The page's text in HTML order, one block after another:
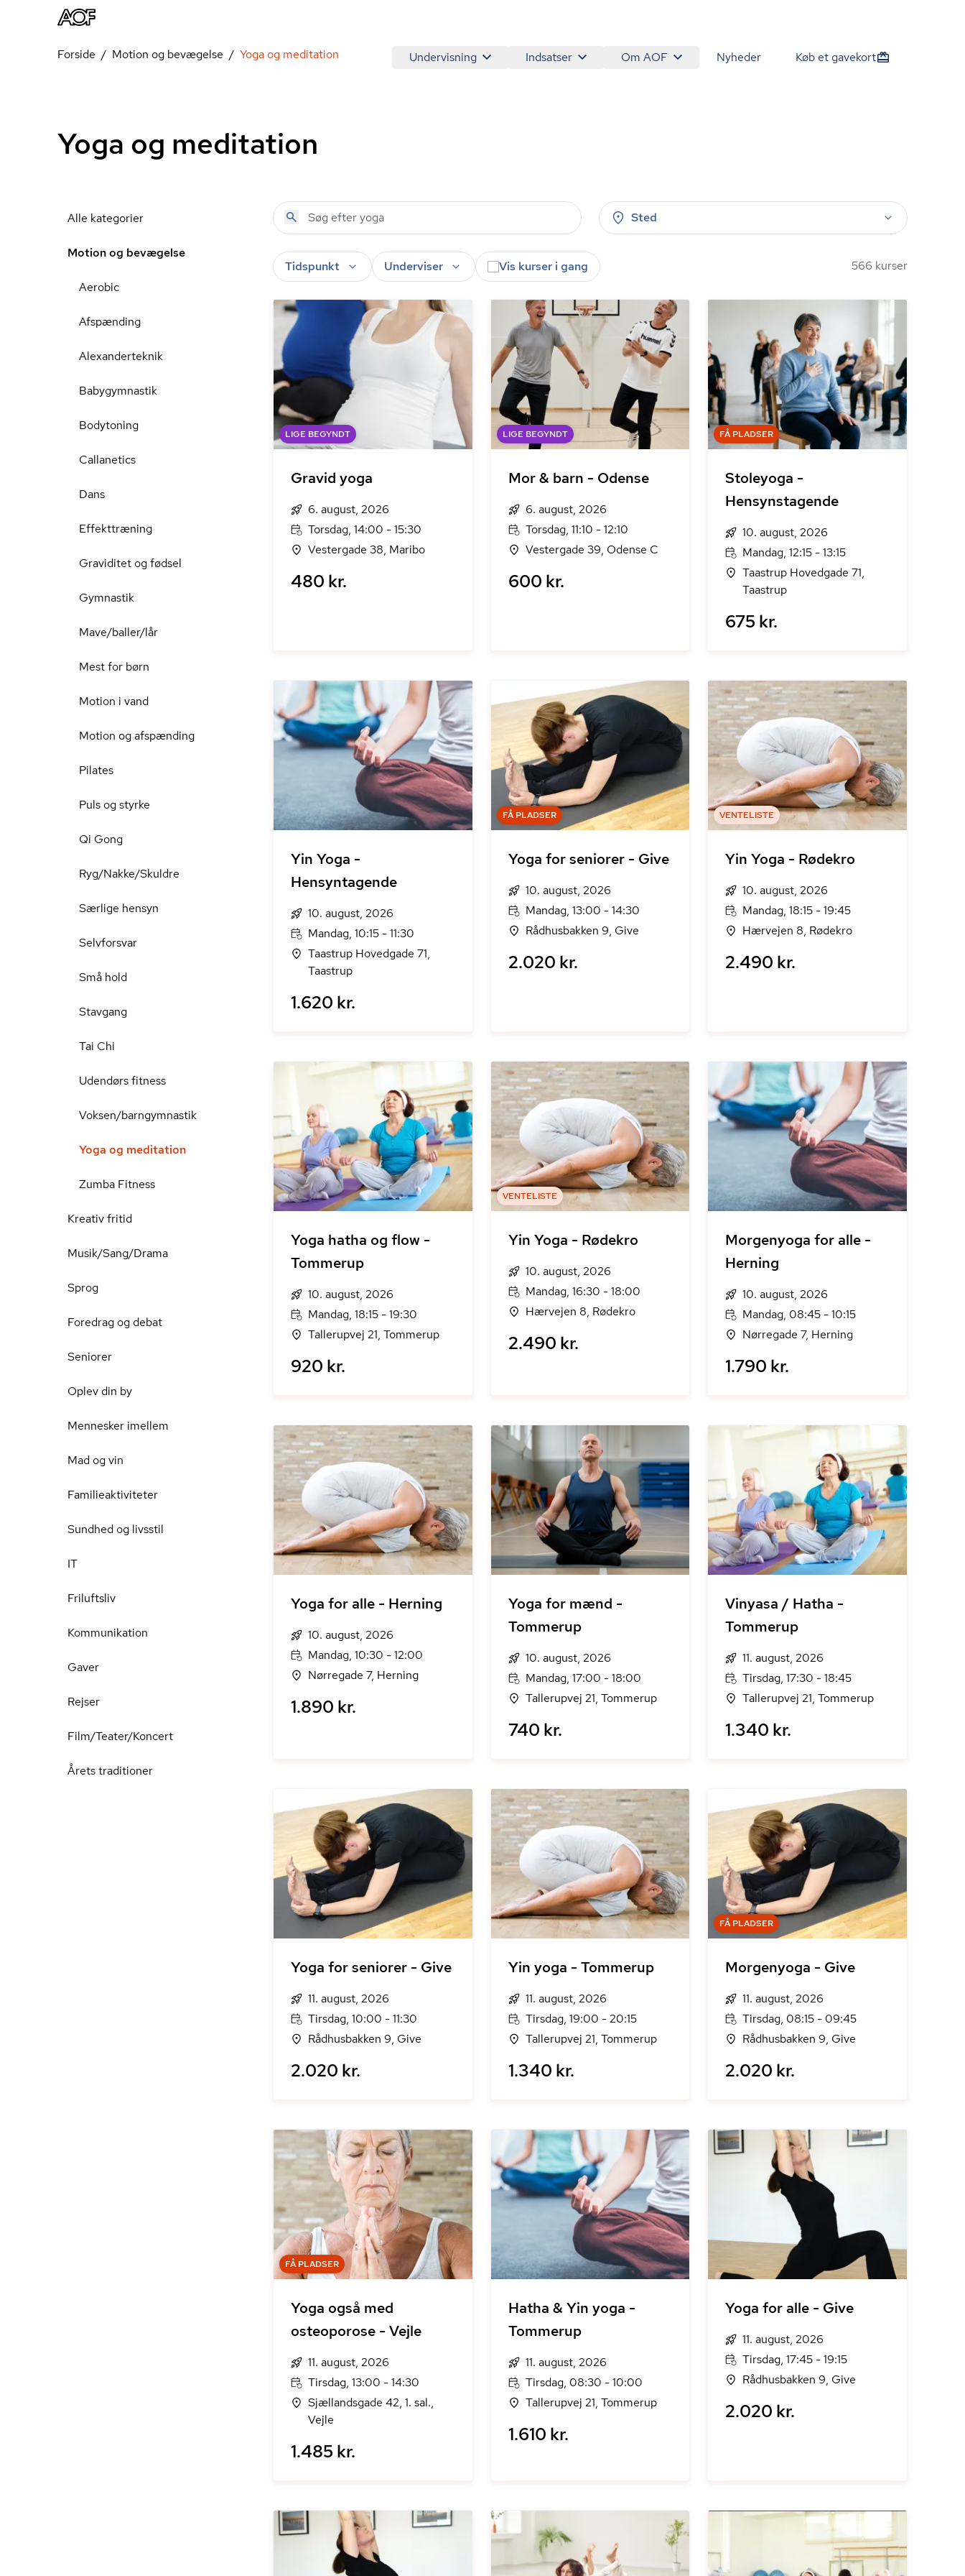
Undervisning Indsatser Om AOF Nyheder Køb et gavekort
Forside Motion og bevægelse Yoga og meditation
Yoga og meditation
Alle kategorier
Motion og bevægelse
Aerobic
Afspænding
Alexanderteknik
Babygymnastik
Bodytoning
Callanetics
Dans
Effekttræning
Graviditet og fødsel
Gymnastik
Mave/baller/lår
Mest for børn
Motion i vand
Motion og afspænding
Pilates
Puls og styrke
Qi Gong
Ryg/Nakke/Skuldre
Særlige hensyn
Selvforsvar
Små hold
Stavgang
Tai Chi
Udendørs fitness
Voksen/barngymnastik
Yoga og meditation
Zumba Fitness
Kreativ fritid
Musik/Sang/Drama
Sprog
Foredrag og debat
Seniorer
Oplev din by
Mennesker imellem
Mad og vin
Familieaktiviteter
Sundhed og livsstil
IT
Friluftsliv
Kommunikation
Gaver
Rejser
Film/Teater/Koncert
Årets traditioner
Sted
Tidspunkt Underviser Vis kurser i gang 566 kurser
LIGE BEGYNDT
Gravid yoga
6. august, 2026
Torsdag, 14:00 - 15:30
Vestergade 38, Maribo
480 kr.
LIGE BEGYNDT
Mor & barn - Odense
6. august, 2026
Torsdag, 11:10 - 12:10
Vestergade 39, Odense C
600 kr.
FÅ PLADSER
Stoleyoga -
Hensynstagende
10. august, 2026
Mandag, 12:15 - 13:15
Taastrup Hovedgade 71,
Taastrup
675 kr.
Yin Yoga -
Hensyntagende
10. august, 2026
Mandag, 10:15 - 11:30
Taastrup Hovedgade 71,
Taastrup
1.620 kr.
FÅ PLADSER
Yoga for seniorer - Give
10. august, 2026
Mandag, 13:00 - 14:30
Rådhusbakken 9, Give
2.020 kr.
VENTELISTE
Yin Yoga - Rødekro
10. august, 2026
Mandag, 18:15 - 19:45
Hærvejen 8, Rødekro
2.490 kr.
Yoga hatha og flow -
Tommerup
10. august, 2026
Mandag, 18:15 - 19:30
Tallerupvej 21, Tommerup
920 kr.
VENTELISTE
Yin Yoga - Rødekro
10. august, 2026
Mandag, 16:30 - 18:00
Hærvejen 8, Rødekro
2.490 kr.
Morgenyoga for alle -
Herning
10. august, 2026
Mandag, 08:45 - 10:15
Nørregade 7, Herning
1.790 kr.
Yoga for alle - Herning
10. august, 2026
Mandag, 10:30 - 12:00
Nørregade 7, Herning
1.890 kr.
Yoga for mænd -
Tommerup
10. august, 2026
Mandag, 17:00 - 18:00
Tallerupvej 21, Tommerup
740 kr.
Vinyasa / Hatha -
Tommerup
11. august, 2026
Tirsdag, 17:30 - 18:45
Tallerupvej 21, Tommerup
1.340 kr.
Yoga for seniorer - Give
11. august, 2026
Tirsdag, 10:00 - 11:30
Rådhusbakken 9, Give
2.020 kr.
Yin yoga - Tommerup
11. august, 2026
Tirsdag, 19:00 - 20:15
Tallerupvej 21, Tommerup
1.340 kr.
FÅ PLADSER
Morgenyoga - Give
11. august, 2026
Tirsdag, 08:15 - 09:45
Rådhusbakken 9, Give
2.020 kr.
FÅ PLADSER
Yoga også med
osteoporose - Vejle
11. august, 2026
Tirsdag, 13:00 - 14:30
Sjællandsgade 42, 1. sal.,
Vejle
1.485 kr.
Hatha & Yin yoga -
Tommerup
11. august, 2026
Tirsdag, 08:30 - 10:00
Tallerupvej 21, Tommerup
1.610 kr.
Yoga for alle - Give
11. august, 2026
Tirsdag, 17:45 - 19:15
Rådhusbakken 9, Give
2.020 kr.